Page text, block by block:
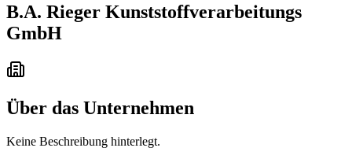
B.A. Rieger Kunststoffverarbeitungs
GmbH
Über das Unternehmen
Keine Beschreibung hinterlegt.